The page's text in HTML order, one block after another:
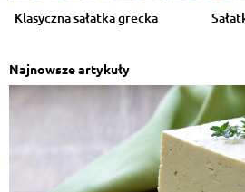
Klasyczna sałatka grecka
Najnowsze artykuły